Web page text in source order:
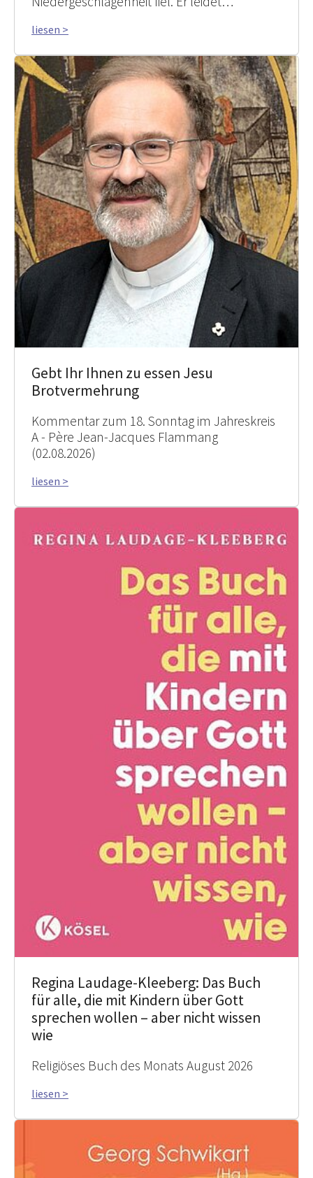
liesen >
Gebt Ihr Ihnen zu essen Jesu
Brotvermehrung
Kommentar zum 18. Sonntag im Jahreskreis
A - Père Jean-Jacques Flammang
(02.08.2026)
liesen >
Regina Laudage-Kleeberg: Das Buch
für alle, die mit Kindern über Gott
sprechen wollen – aber nicht wissen
wie
Religiöses Buch des Monats August 2026
liesen >